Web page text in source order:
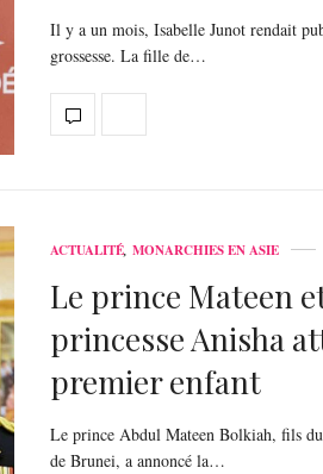
Il y a un mois, Isabelle Junot rendait
grossesse. La fille de…
ACTUALITÉ, MONARCHIES EN ASIE
Le prince Mateen
princesse Anisha
premier enfant
Le prince Abdul Mateen Bolkiah, fils
de Brunei, a annoncé la…